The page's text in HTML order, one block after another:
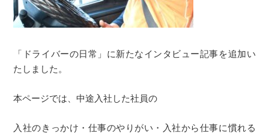
「ドライバーの日常」に新たなインタビュー記事を追加い
たしました。
本ページでは、中途入社した社員の
入社のきっかけ・仕事のやりがい・入社から仕事に慣れる